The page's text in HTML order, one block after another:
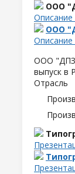
ООО
Описание
ООО
Описание
ООО "ДПЗ"
выпуск в
Отрасль